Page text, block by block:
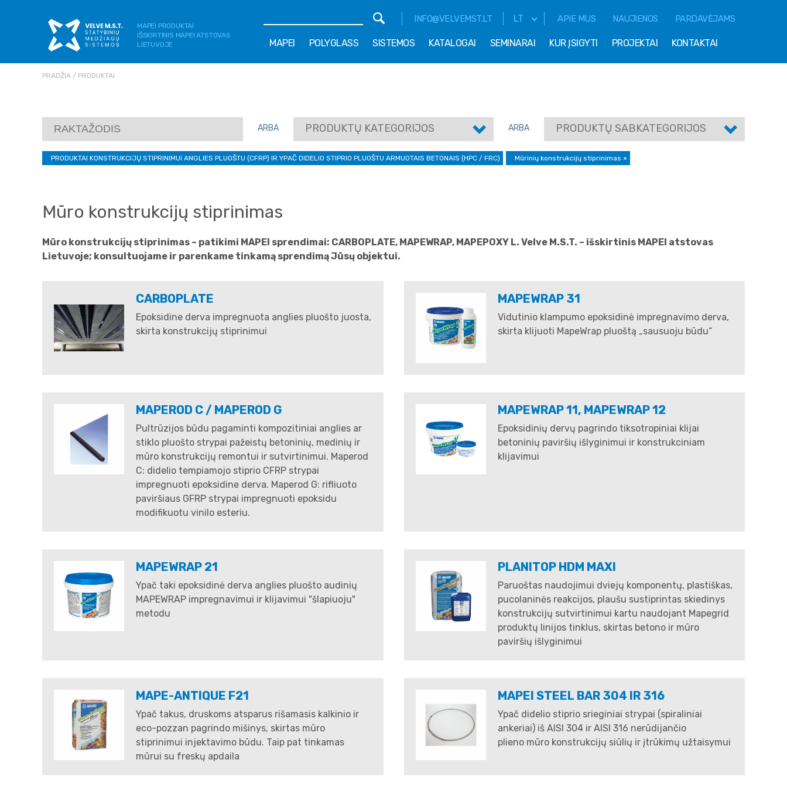
MAPEI PRODUKTAI
IŠSKIRTINIS MAPEI ATSTOVAS
LIETUVOJE
APIE MUS NAUJIENOS PARDAVĖJAMS
LT
INFO@VELVEMST.LT
MAPEI POLYGLASS SISTEMOS KATALOGAI SEMINARAI KUR ĮSIGYTI PROJEKTAI KONTAKTAI
PRADŽIA PRODUKTAI
ARBA PRODUKTŲ KATEGORIJOS ARBA PRODUKTŲ SABKATEGORIJOS
PRODUKTAI KONSTRUKCIJŲ STIPRINIMUI ANGLIES PLUOŠTU (CFRP) IR YPAČ DIDELIO STIPRIO PLUOŠTU ARMUOTAIS BETONAIS (HPC / FRC) Mūrinių konstrukcijų stiprinimas ×
Mūro konstrukcijų stiprinimas
Mūro konstrukcijų stiprinimas – patikimi MAPEI sprendimai: CARBOPLATE, MAPEWRAP, MAPEPOXY L. Velve M.S.T. – išskirtinis MAPEI atstovas
Lietuvoje; konsultuojame ir parenkame tinkamą sprendimą Jūsų objektui.
CARBOPLATE
Epoksidine derva impregnuota anglies pluošto juosta,
skirta konstrukcijų stiprinimui
MAPEWRAP 31
Vidutinio klampumo epoksidinė impregnavimo derva,
skirta klijuoti MapeWrap pluoštą „sausuoju būdu“
MAPEROD C / MAPEROD G
Pultrūzijos būdu pagaminti kompozitiniai anglies ar
stiklo pluošto strypai pažeistų betoninių, medinių ir
mūro konstrukcijų remontui ir sutvirtinimui. Maperod
C: didelio tempiamojo stiprio CFRP strypai
impregnuoti epoksidine derva. Maperod G: rifliuoto
paviršiaus GFRP strypai impregnuoti epoksidu
modifikuotu vinilo esteriu.
MAPEWRAP 11, MAPEWRAP 12
Epoksidinių dervų pagrindo tiksotropiniai klijai
betoninių paviršių išlyginimui ir konstrukciniam
klijavimui
MAPEWRAP 21
Ypač taki epoksidinė derva anglies pluošto audinių
MAPEWRAP impregnavimui ir klijavimui "šlapiuoju"
metodu
PLANITOP HDM MAXI
Paruoštas naudojimui dviejų komponentų, plastiškas,
pucolaninės reakcijos, plaušu sustiprintas skiedinys
konstrukcijų sutvirtinimui kartu naudojant Mapegrid
produktų linijos tinklus, skirtas betono ir mūro
paviršių išlyginimui
MAPE-ANTIQUE F21
Ypač takus, druskoms atsparus rišamasis kalkinio ir
eco-pozzan pagrindo mišinys, skirtas mūro
stiprinimui injektavimo būdu. Taip pat tinkamas
mūrui su freskų apdaila
MAPEI STEEL BAR 304 IR 316
Ypač didelio stiprio srieginiai strypai (spiraliniai
ankeriai) iš AISI 304 ir AISI 316 nerūdijančio
plieno mūro konstrukcijų siūlių ir įtrūkimų užtaisymui